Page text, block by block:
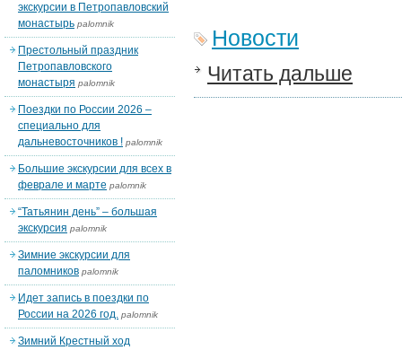
Новости
Читать дальше
экскурсии в Петропавловский
монастырь palomnik
Престольный праздник
Петропавловского
монастыря palomnik
Поездки по России 2026 –
специально для
дальневосточников ! palomnik
Большие экскурсии для всех в
феврале и марте palomnik
“Татьянин день” – большая
экскурсия palomnik
Зимние экскурсии для
паломников palomnik
Идет запись в поездки по
России на 2026 год. palomnik
Зимний Крестный ход